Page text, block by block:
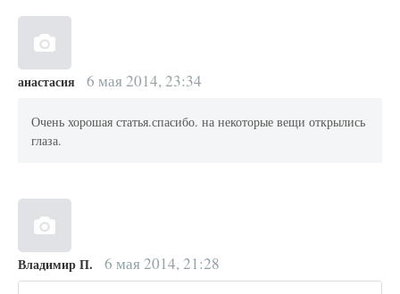
анастасия 6 мая 2014, 23:34
Очень хорошая статья.спасибо. на некоторые вещи открылись
глаза.
Владимир П. 6 мая 2014, 21:28